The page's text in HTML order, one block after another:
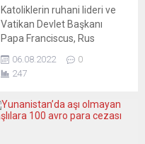
Katoliklerin ruhani lideri ve
Vatikan Devlet Başkanı
Papa Franciscus, Rus
Sorumlusu Metropolit
Antonij ile görüştü.
açıklamada, Papa’nın Rus
Ortodoks Kilisesi’nin yeni
06.08.2022
0
247